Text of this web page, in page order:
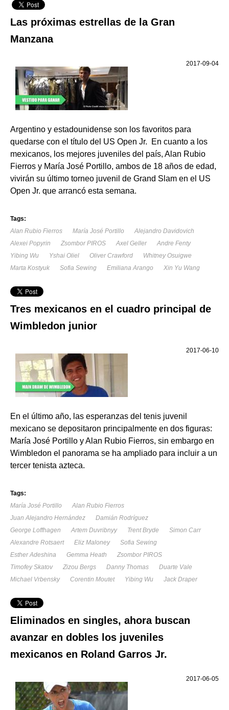
Las próximas estrellas de la Gran
Manzana
2017-09-04
Argentino y estadounidense son los favoritos para
quedarse con el título del US Open Jr. En cuanto a los
mexicanos, los mejores juveniles del país, Alan Rubio
Fierros y María José Portillo, ambos de 18 años de edad,
vivirán su último torneo juvenil de Grand Slam en el US
Open Jr. que arrancó esta semana.
Tags:
Alan Rubio Fierros
María José Portillo
Alejandro Davidovich
Alexei Popyrin
Zsombor PIROS Axel Geller
Andre Fenty
Yibing Wu
Yshai Oliel Oliver Crawford
Whitney Osuigwe
Marta Kostyuk
Sofia Sewing Emiliana Arango Xin Yu Wang
Tres mexicanos en el cuadro principal de
Wimbledon junior
2017-06-10
En el último año, las esperanzas del tenis juvenil
mexicano se depositaron principalmente en dos figuras:
María José Portillo y Alan Rubio Fierros, sin embargo en
Wimbledon el panorama se ha ampliado para incluir a un
tercer tenista azteca.
Tags:
María José Portillo
Alan Rubio Fierros
Juan Alejandro Hernández
Damián Rodríguez
George Loffhagen
Artem Duvribnyy Trent Bryde
Simon Carr
Alexandre Rotsaert
Eliz Maloney
Sofia Sewing
Esther Adeshina
Gemma Heath
Zsombor PIROS
Timofey Skatov
Zizou Bergs Danny Thomas
Duarte Vale
Michael Vrbensky
Corentin Moutet Yibing Wu Jack Draper
Eliminados en singles, ahora buscan
avanzar en dobles los juveniles
mexicanos en Roland Garros Jr.
2017-06-05